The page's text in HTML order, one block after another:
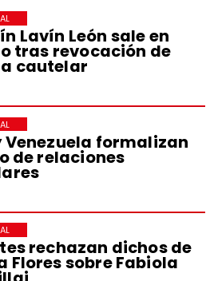
Lavín León sale en
tras revocación de
cautelar
Venezuela formalizan
de relaciones
rechazan dichos de
Flores sobre Fabiola